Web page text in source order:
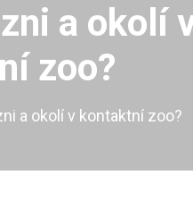
a okolí
zoo?
a okolí v kontaktní zoo?